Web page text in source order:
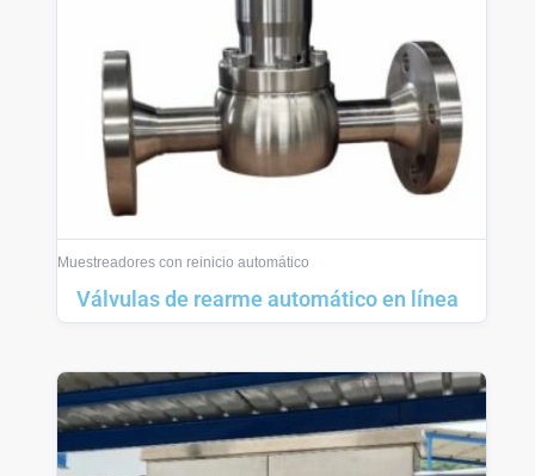
Muestreadores con reinicio automático
Válvulas de rearme automático en línea